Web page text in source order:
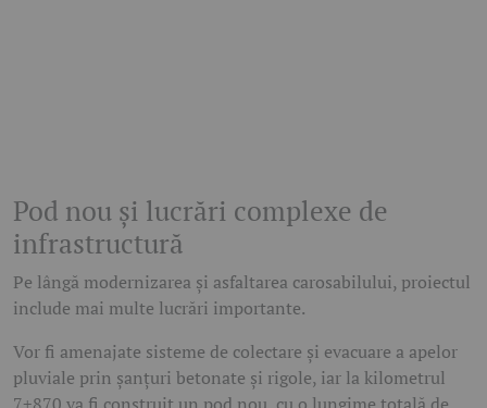
Pod nou și lucrări complexe de
infrastructură
Pe lângă modernizarea și asfaltarea carosabilului, proiectul
include mai multe lucrări importante.
Vor fi amenajate sisteme de colectare și evacuare a apelor
pluviale prin șanțuri betonate și rigole, iar la kilometrul